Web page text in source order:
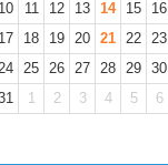
10
11 12 13 14 15
16
17
18 19 20 21 22
23
24
25 26 27 28 29 30
1 2 3 4 5 6